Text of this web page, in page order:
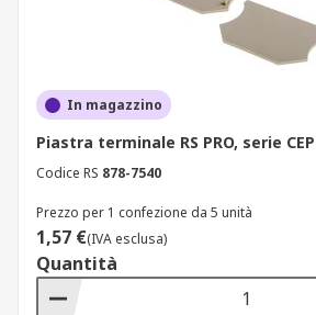
In magazzino
Piastra terminale RS PRO, serie CEP
Codice RS 878-7540
Prezzo per 1 confezione da 5 unità
1,57 €(IVA esclusa)
Quantità